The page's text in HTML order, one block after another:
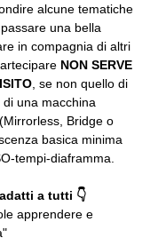
alcune tematiche
una bella
in compagnia di altri
NON SERVE
, se non quello di
una macchina
Bridge o
basica minima
tempi-diaframma.
a tutti 👇
apprendere e